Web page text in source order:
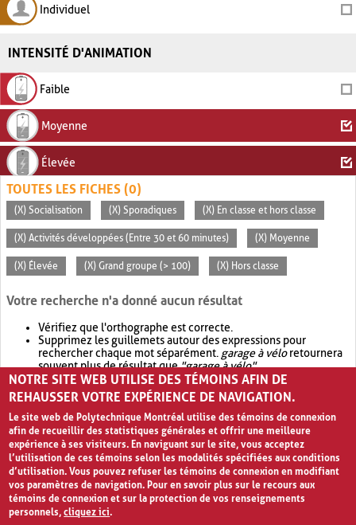
Individuel
INTENSITÉ D'ANIMATION
Faible
Moyenne
Élevée
TOUTES LES FICHES (0)
(X) Socialisation (X) Sporadiques (X) En classe et hors classe
(X) Activités développées (Entre 30 et 60 minutes) (X) Moyenne
(X) Élevée (X) Grand groupe (> 100) (X) Hors classe
Votre recherche n'a donné aucun résultat
Vérifiez que l'orthographe est correcte.
Supprimez les guillemets autour des expressions pour
rechercher chaque mot séparément. garage à véloretournera
souvent plus de résultat que"garage à vélo".
Envisagez d'élargir votre recherche avec OR.garage OR vélo
retournera souvent plus de résultat quegarage à vélo
NOTRE SITE WEB UTILISE DES TÉMOINS AFIN DE
REHAUSSER VOTRE EXPÉRIENCE DE NAVIGATION.
Le site web de Polytechnique Montréal utilise des témoins de connexion
afin de recueillir des statistiques générales et offrir une meilleure
expérience à ses visiteurs. En naviguant sur le site, vous acceptez
l’utilisation de ces témoins selon les modalités spécifiées aux conditions
d’utilisation. Vous pouvez refuser les témoins de connexion en modifiant
vos paramètres de navigation. Pour en savoir plus sur le recours aux
témoins de connexion et sur la protection de vos renseignements
personnels,cliquez ici.